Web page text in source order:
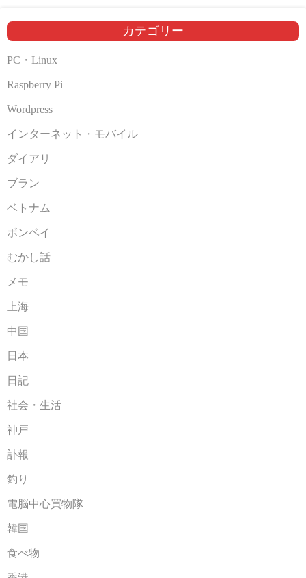
ブ
カテゴリー
PC・Linux
Raspberry Pi
Wordpress
インターネット・モバイル
ダイアリ
ブラン
ベトナム
ボンベイ
むかし話
メモ
上海
中国
日本
日記
社会・生活
神戸
訃報
釣り
電脳中心買物隊
韓国
食べ物